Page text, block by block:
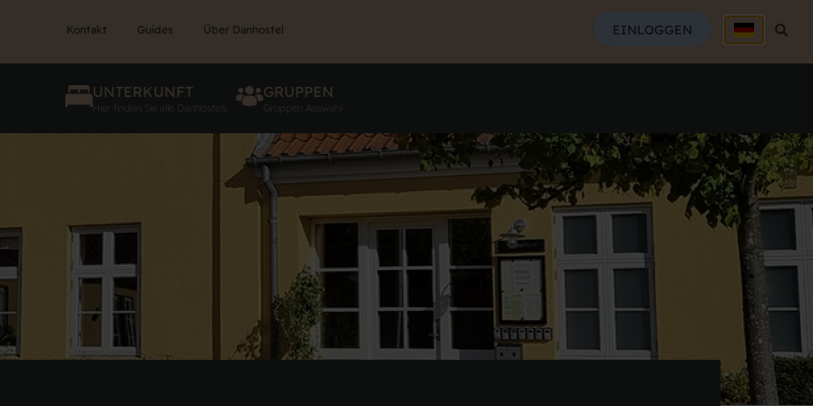
Suche
EINLOGGEN
Kontakt Guides Über Danhostel
UNTERKUNFT
Hier finden Sie alle Danhostels
GRUPPEN
Gruppen Auswahl